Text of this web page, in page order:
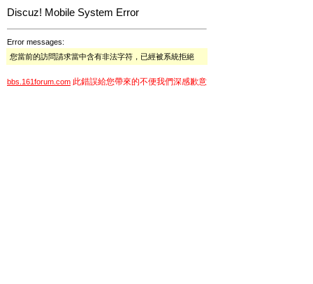
Discuz! Mobile System Error
Error messages:
您當前的訪問請求當中含有非法字符，已經被系統拒絕
bbs.161forum.com 此錯誤給您帶來的不便我們深感歉意